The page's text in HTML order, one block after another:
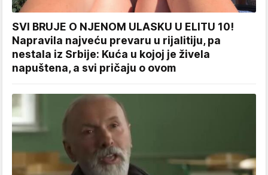
SVI BRUJE O NJENOM ULASKU U ELITU 10!
Napravila najveću prevaru u rijalitiju, pa
nestala iz Srbije: Kuća u kojoj je živela
napuštena, a svi pričaju o ovom